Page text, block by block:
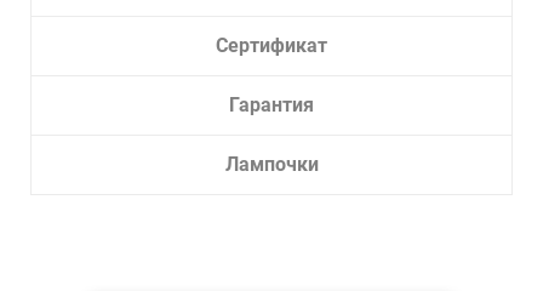
Сертификат
Гарантия
Лампочки